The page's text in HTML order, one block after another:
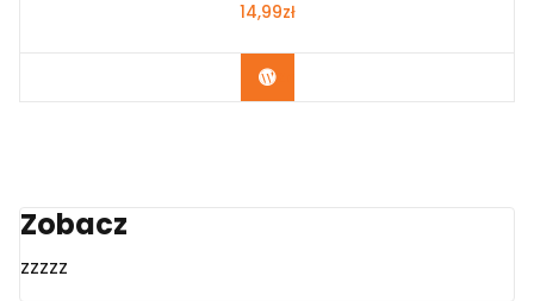
14,99zł
Zobacz
Zobacz
zzzzz